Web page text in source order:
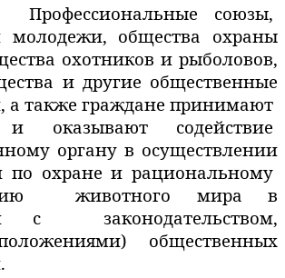
Профессиональные союзы,
молодежи, общества
охраны
охотников и рыболовов,
и другие общественные
а также граждане принимают
и оказывают содействие
органу в осуществлении
по охране и рациональному
животного мира в
с
законодательством,
общественных